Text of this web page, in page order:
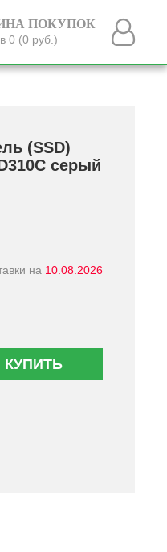
ПОКУПОК
0 (0 руб.)
(SSD)
серый
на 10.08.2026
КУПИТЬ